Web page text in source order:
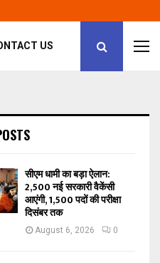
US
सीएम धामी का बड़ा ऐलान:
2,500 नई सरकारी वैकेंसी
आएंगी, 1,500 पदों की परीक्षा
दिसंबर तक
August 6, 2026 0